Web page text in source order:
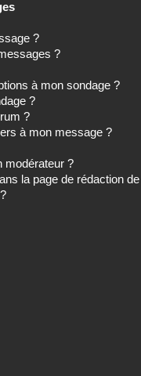
?
?
à mon sondage ?
?
?
à mon message ?
modérateur ?
la page de rédaction